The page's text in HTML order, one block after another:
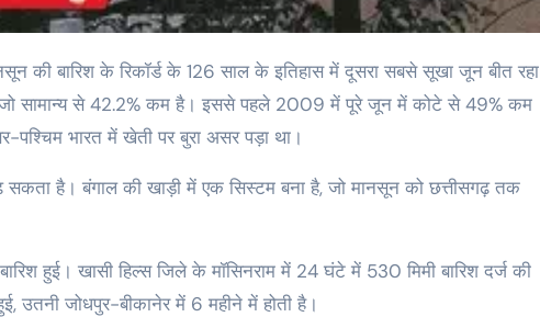
की बारिश के रिकॉर्ड के 126 साल के इतिहास में दूसरा सबसे सूखा जून बीत रहा
जो सामान्य से 42.2% कम है। इससे पहले 2009 में पूरे जून में कोटे से 49% कम
पश्चिम भारत में खेती पर बुरा असर पड़ा था।
सकता है। बंगाल की खाड़ी में एक सिस्टम बना है, जो मानसून को छत्तीसगढ़ तक
हुई। खासी हिल्स जिले के मॉसिनराम में 24 घंटे में 530 मिमी बारिश दर्ज की
उतनी जोधपुर-बीकानेर में 6 महीने में होती है।